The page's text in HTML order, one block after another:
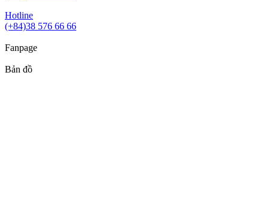
Hotline
(+84)38 576 66 66
Fanpage
Bản đồ